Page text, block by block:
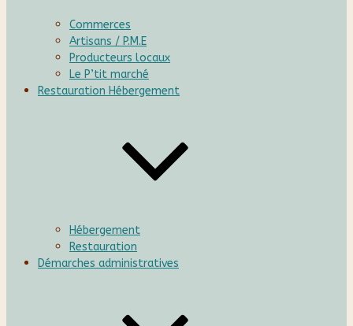
Commerces
Artisans / P.M.E
Producteurs locaux
Le P’tit marché
Restauration Hébergement
Hébergement
Restauration
Démarches administratives